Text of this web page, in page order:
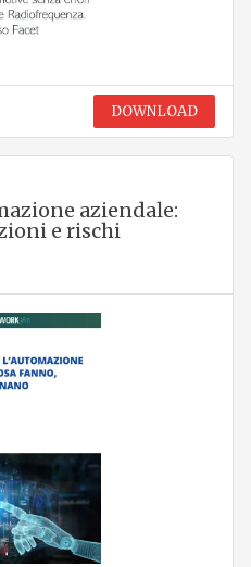
DOWNLOAD
aziendale:
e rischi